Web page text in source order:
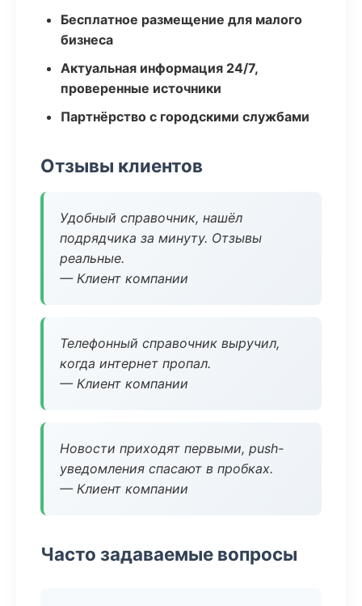
Бесплатное размещение для малого
бизнеса
Актуальная информация 24/7,
проверенные источники
Партнёрство с городскими службами
Отзывы клиентов
Удобный справочник, нашёл
подрядчика за минуту. Отзывы
реальные.
— Клиент компании
Телефонный справочник выручил,
когда интернет пропал.
— Клиент компании
Новости приходят первыми, push-
уведомления спасают в пробках.
— Клиент компании
Часто задаваемые вопросы